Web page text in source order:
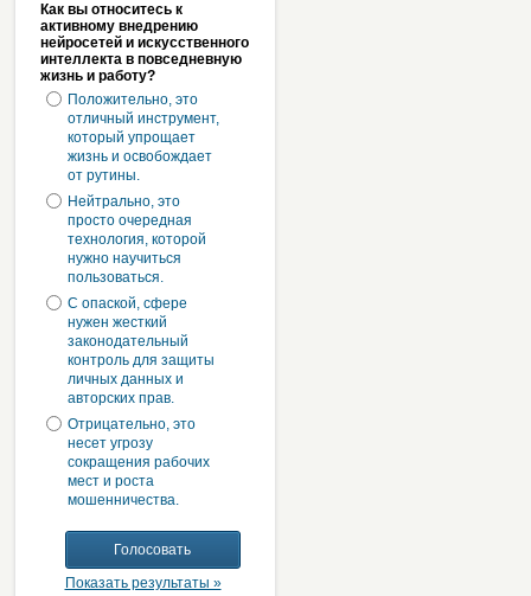
Как вы относитесь к
активному внедрению
нейросетей и искусственного
интеллекта в повседневную
жизнь и работу?
Положительно, это
отличный инструмент,
который упрощает
жизнь и освобождает
от рутины.
Нейтрально, это
просто очередная
технология, которой
нужно научиться
пользоваться.
С опаской, сфере
нужен жесткий
законодательный
контроль для защиты
личных данных и
авторских прав.
Отрицательно, это
несет угрозу
сокращения рабочих
мест и роста
мошенничества.
Показать результаты »